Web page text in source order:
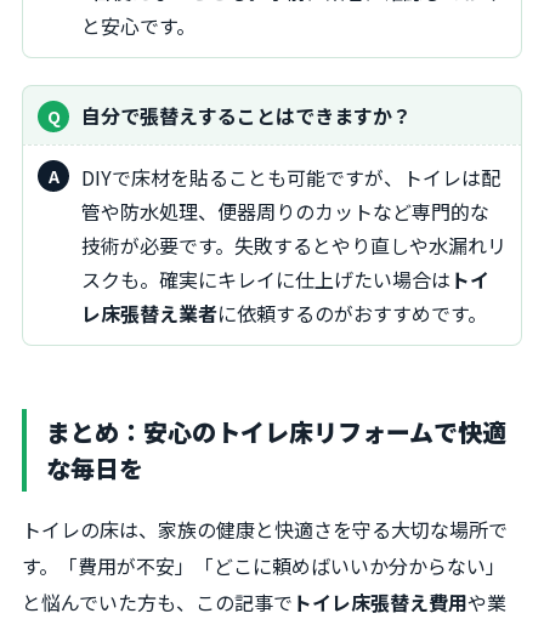
と安心です。
自分で張替えすることはできますか？
DIYで床材を貼ることも可能ですが、トイレは配
管や防水処理、便器周りのカットなど専門的な
技術が必要です。失敗するとやり直しや水漏れリ
スクも。確実にキレイに仕上げたい場合は トイ
レ床張替え業者に依頼するのがおすすめです。
まとめ：安心のトイレ床リフォームで快適
な毎日を
トイレの床は、家族の健康と快適さを守る大切な場所で
す。「費用が不安」「どこに頼めばいいか分からない」
と悩んでいた方も、この記事で トイレ床張替え費用や業